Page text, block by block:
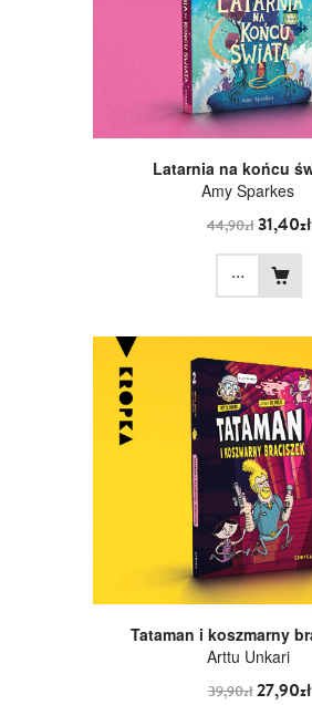
Latarnia na końcu
Amy Sparkes
44,90zł31,40zł
...
Tataman i koszmarny
Arttu Unkari
39,90zł27,90zł